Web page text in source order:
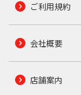
ご利用規約
会社概要
店舗案内